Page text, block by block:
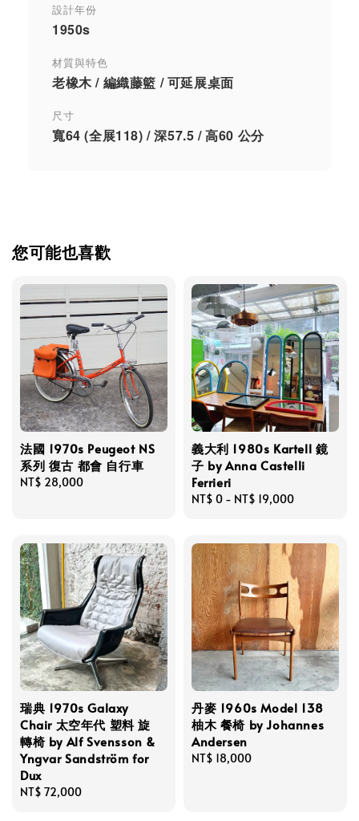
設計年份
1950s
材質與特色
老橡木 / 編織藤籃 / 可延展桌面
尺寸
寬64 (全展118) / 深57.5 / 高60 公分
您可能也喜歡
法國 1970s Peugeot NS
系列 復古 都會 自行車
Regular
NT$ 28,000
義大利 1980s Kartell 鏡
子 by Anna Castelli
Ferrieri
Regular
NT$ 0 - NT$ 19,000
瑞典 1970s Galaxy
Chair 太空年代 塑料 旋
轉椅 by Alf Svensson &
Yngvar Sandström for
Dux
Regular
NT$ 72,000
丹麥 1960s Model 138
柚木 餐椅 by Johannes
Andersen
Regular
NT$ 18,000